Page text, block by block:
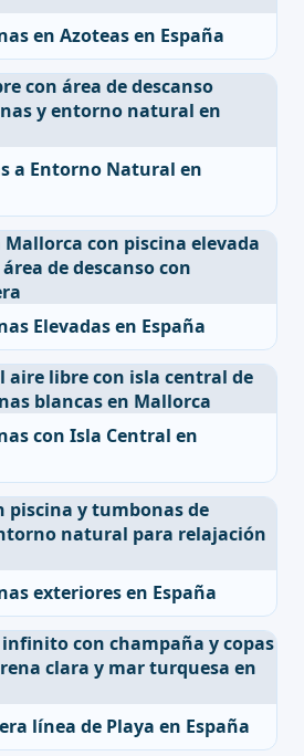
en Azoteas en España
a Entorno Natural en
Elevadas en España
con Isla Central en
exteriores en España
línea de Playa en España